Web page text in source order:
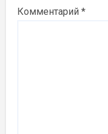
Комментарий*